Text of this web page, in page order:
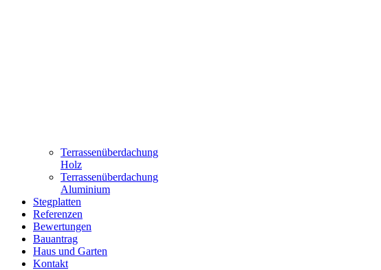
Terrassenüberdachung
Holz
Terrassenüberdachung
Aluminium
Stegplatten
Referenzen
Bewertungen
Bauantrag
Haus und Garten
Kontakt